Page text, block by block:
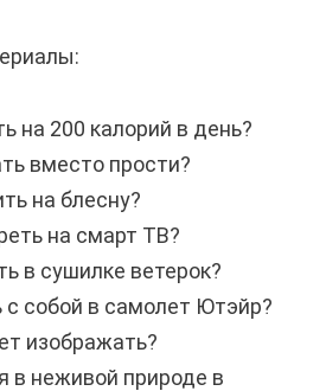
на 200 калорий в день?
вместо прости?
на блесну?
на смарт ТВ?
в сушилке ветерок?
собой в самолет Ютэйр?
изображать?
в неживой природе в